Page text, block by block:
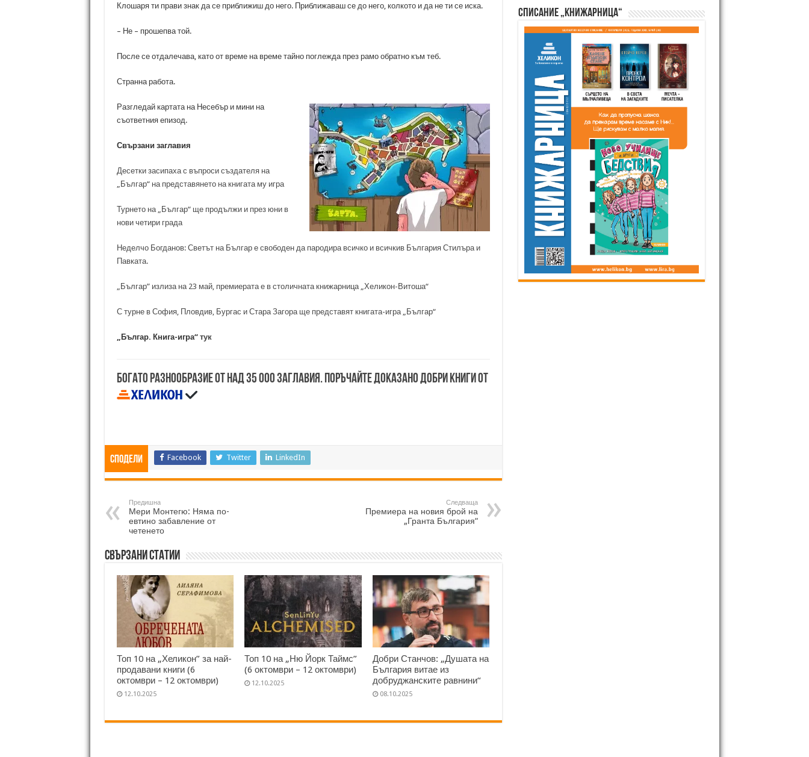
Клошаря ти прави знак да се приближиш до него. Приближаваш се до него, колкото и да не ти се иска.
– Не – прошепва той.
После се отдалечава, като от време на време тайно поглежда през рамо обратно към теб.
Странна работа.
Разгледай картата на Несебър и мини на
съответния епизод.
Свързани заглавия
Десетки засипаха с въпроси създателя на
„Българ“ на представянето на книгата му игра
Турнето на „Българ“ ще продължи и през юни в
нови четири града
Неделчо Богданов: Светът на Българ е свободен да пародира всичко и всичкив България Стилъра и
Павката.
„Българ” излиза на 23 май, премиерата е в столичната книжарница „Хеликон-Витоша“
С турне в София, Пловдив, Бургас и Стара Загора ще представят книгата-игра „Българ“
„Българ. Книга-игра“ тук
Богато разнообразие от над 35 000 заглавия. Поръчайте доказано добри книги от
Сподели Facebook Twitter LinkedIn
Предишна
Мери Монтегю: Няма по-
евтино забавление от
четенето
Следваща
Премиера на новия брой на
„Гранта България“
Свързани статии
Топ 10 на „Хеликон” за най-
продавани книги (6
октомври – 12 октомври)
12.10.2025
Топ 10 на „Ню Йорк Таймс”
(6 октомври – 12 октомври)
12.10.2025
Добри Станчов: „Душата на
България витае из
добруджанските равнини“
08.10.2025
Списание „Книжарница“